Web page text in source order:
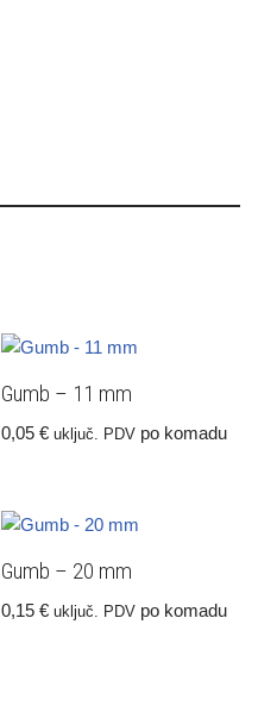
Gumb – 11 mm
0,05€ uključ. PDV po komadu
Gumb – 20 mm
0,15€ uključ. PDV po komadu